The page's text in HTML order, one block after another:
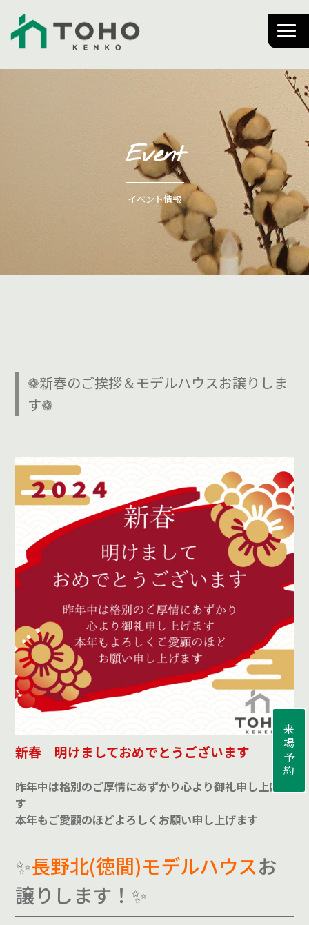
来場予約
Event
イベント情報
❁新春のご挨拶＆モデルハウスお譲りしま
す❁
新春 明けましておめでとうございます
昨年中は格別のご厚情にあずかり心より御礼申し上げま
す
本年もご愛顧のほどよろしくお願い申し上げます
✨長野北(徳間)モデルハウスお
譲りします！✨